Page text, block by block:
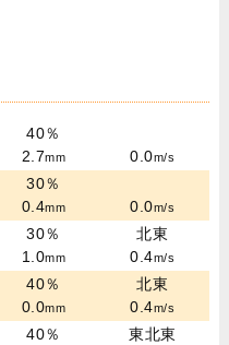
40％
2.7mm 0.0m/s
30％
0.4mm 0.0m/s
30％
1.0mm
北東
0.4m/s
40％
0.0mm
北東
0.4m/s
40％
東北東